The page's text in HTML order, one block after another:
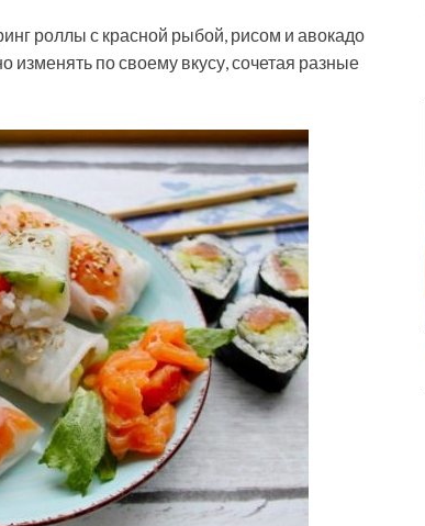
роллы с красной рыбой, рисом и авокадо
изменять по своему вкусу, сочетая разные